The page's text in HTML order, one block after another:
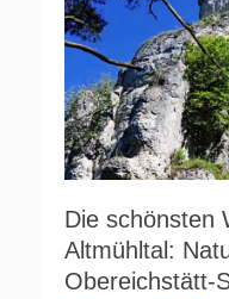
Die schönsten
Altmühltal:
Obereichstätt-